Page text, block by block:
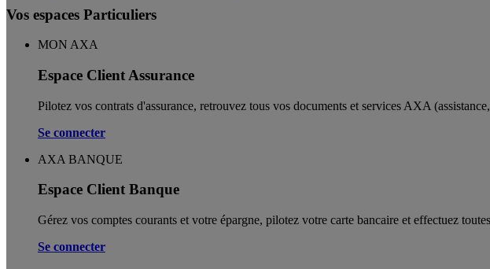
Vos espaces Particuliers
MON AXA
Espace Client Assurance
Pilotez vos contrats d'assurance, retrouvez tous vos documents et services AXA
Se connecter
AXA BANQUE
Espace Client Banque
Gérez vos comptes courants et votre épargne, pilotez votre carte bancaire et effectuez
Se connecter